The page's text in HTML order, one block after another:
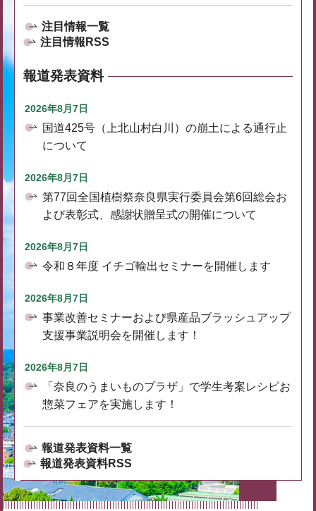
注目情報一覧
注目情報RSS
報道発表資料
2026年8月7日
国道425号（上北山村白川）の崩土による通行止
について
2026年8月7日
第77回全国植樹祭奈良県実行委員会第6回総会お
よび表彰式、感謝状贈呈式の開催について
2026年8月7日
令和８年度 イチゴ輸出セミナーを開催します
2026年8月7日
事業改善セミナーおよび県産品ブラッシュアップ
支援事業説明会を開催します！
2026年8月7日
「奈良のうまいものプラザ」で学生考案レシピお
惣菜フェアを実施します！
報道発表資料一覧
報道発表資料RSS